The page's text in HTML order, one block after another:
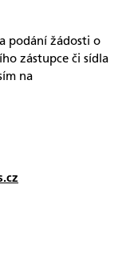
podání žádosti o
zástupce či sídla
na